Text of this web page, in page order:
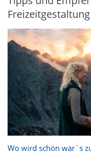
Freizeitgestaltung
Wo wird schön wär`s